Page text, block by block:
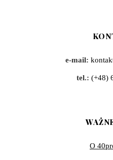
e-mail:
tel.: (+48)
O